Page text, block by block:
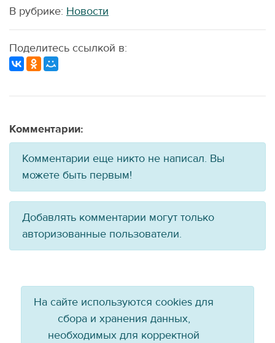
В рубрике: Новости
Поделитесь ссылкой в:
Комментарии:
Комментарии еще никто не написал. Вы
можете быть первым!
Добавлять комментарии могут только
авторизованные пользователи.
На сайте используются cookies для
сбора и хранения данных,
необходимых для корректной